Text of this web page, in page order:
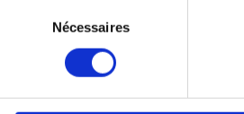
consentement
Nécessaires